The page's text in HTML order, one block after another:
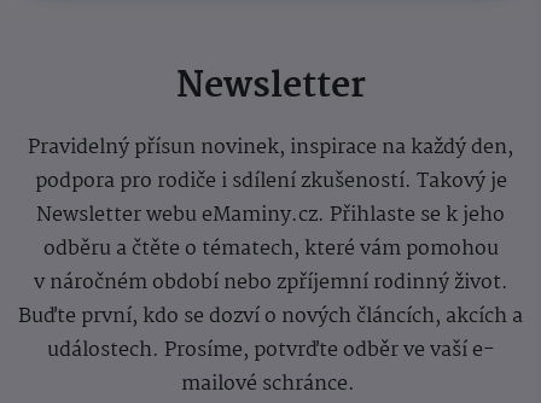
Newsletter
Pravidelný přísun novinek, inspirace na každý den,
podpora pro rodiče i sdílení zkušeností. Takový je
Newsletter webu eMaminy.cz. Přihlaste se k jeho
odběru a čtěte o tématech, které vám pomohou
v náročném období nebo zpříjemní rodinný život.
Buďte první, kdo se dozví o nových článcích, akcích a
událostech. Prosíme, potvrďte odběr ve vaší e-
mailové schránce.